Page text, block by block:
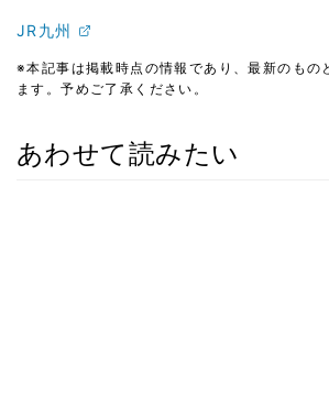
JR九州
※本記事は掲載時点の情報であり、最新のもの
ます。予めご了承ください。
あわせて読みたい